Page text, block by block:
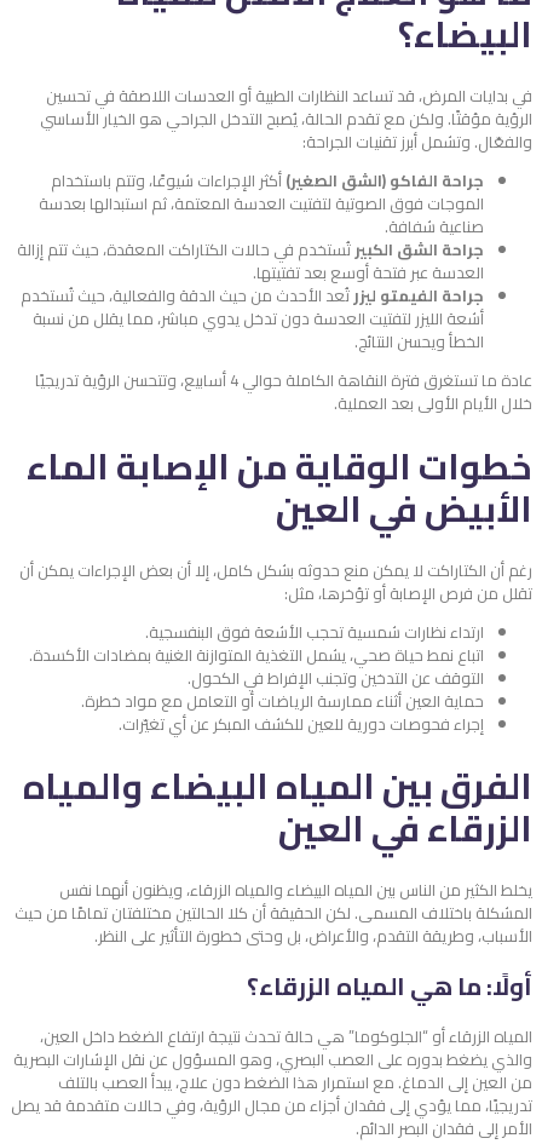
البيضاء؟
في بدايات المرض، قد تساعد النظارات الطبية أو العدسات اللاصقة في تحسين
الرؤية مؤقتًا. ولكن مع تقدم الحالة، يُصبح التدخل الجراحي هو الخيار الأساسي
والفعّال. وتشمل أبرز تقنيات الجراحة:
جراحة الفاكو (الشق الصغير)أكثر الإجراءات شيوعًا، وتتم باستخدام
الموجات فوق الصوتية لتفتيت العدسة المعتمة، ثم استبدالها بعدسة
صناعية شفافة.
جراحة الشق الكبيرتُستخدم في حالات الكتاراكت المعقدة، حيث تتم إزالة
العدسة عبر فتحة أوسع بعد تفتيتها.
جراحة الفيمتو ليزرتُعد الأحدث من حيث الدقة والفعالية، حيث تُستخدم
أشعة الليزر لتفتيت العدسة دون تدخل يدوي مباشر، مما يقلل من نسبة
الخطأ ويحسن النتائج.
عادة ما تستغرق فترة النقاهة الكاملة حوالي 4 أسابيع، وتتحسن الرؤية تدريجيًا
خلال الأيام الأولى بعد العملية.
خطوات الوقاية من الإصابة الماء
الأبيض في العين
رغم أن الكتاراكت لا يمكن منع حدوثه بشكل كامل، إلا أن بعض الإجراءات يمكن أن
تقلل من فرص الإصابة أو تؤخرها، مثل:
ارتداء نظارات شمسية تحجب الأشعة فوق البنفسجية.
اتباع نمط حياة صحي، يشمل التغذية المتوازنة الغنية بمضادات الأكسدة.
التوقف عن التدخين وتجنب الإفراط في الكحول.
حماية العين أثناء ممارسة الرياضات أو التعامل مع مواد خطرة.
إجراء فحوصات دورية للعين للكشف المبكر عن أي تغيّرات.
الفرق بين المياه البيضاء والمياه
الزرقاء في العين
يخلط الكثير من الناس بين المياه البيضاء والمياه الزرقاء، ويظنون أنهما نفس
المشكلة باختلاف المسمى. لكن الحقيقة أن كلا الحالتين مختلفتان تمامًا من حيث
الأسباب، وطريقة التقدم، والأعراض، بل وحتى خطورة التأثير على النظر.
أولًا: ما هي المياه الزرقاء؟
المياه الزرقاء أو “الجلوكوما” هي حالة تحدث نتيجة ارتفاع الضغط داخل العين،
والذي يضغط بدوره على العصب البصري، وهو المسؤول عن نقل الإشارات البصرية
من العين إلى الدماغ. مع استمرار هذا الضغط دون علاج، يبدأ العصب بالتلف
تدريجيًا، مما يؤدي إلى فقدان أجزاء من مجال الرؤية، وفي حالات متقدمة قد يصل
الأمر إلى فقدان البصر الدائم.